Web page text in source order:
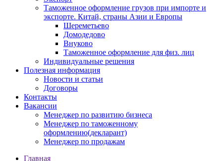
Таможенное оформление грузов при импорте и
экспорте. Китай, страны Азии и Европы
Шереметьево
Домодедово
Внуково
Таможенное оформление для физ. лиц
Индивидуальные решения
Полезная информация
Новости и статьи
Договоры
Контакты
Вакансии
Менеджер по развитию бизнеса
Менеджер по таможенному
оформлению(декларант)
Менеджер по продажам
Главная